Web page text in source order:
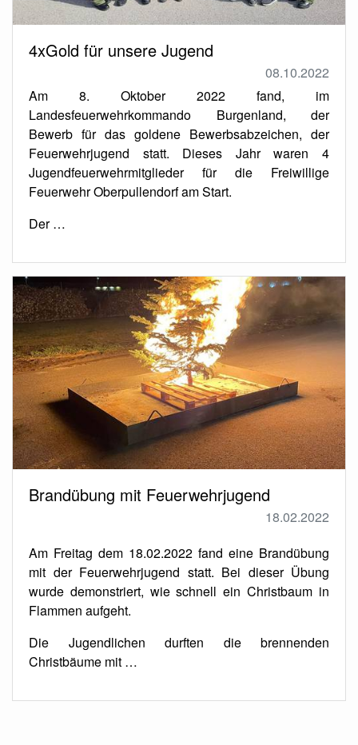
4xGold für unsere Jugend
08.10.2022
Am 8. Oktober 2022 fand, im
Landesfeuerwehrkommando Burgenland, der
Bewerb für das goldene Bewerbsabzeichen, der
Feuerwehrjugend statt. Dieses Jahr waren 4
Jugendfeuerwehrmitglieder für die Freiwillige
Feuerwehr Oberpullendorf am Start.
Der …
Brandübung mit Feuerwehrjugend
18.02.2022
Am Freitag dem 18.02.2022 fand eine Brandübung
mit der Feuerwehrjugend statt. Bei dieser Übung
wurde demonstriert, wie schnell ein Christbaum in
Flammen aufgeht.
Die Jugendlichen durften die brennenden
Christbäume mit …